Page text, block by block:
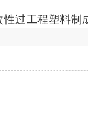
性过工程塑料制